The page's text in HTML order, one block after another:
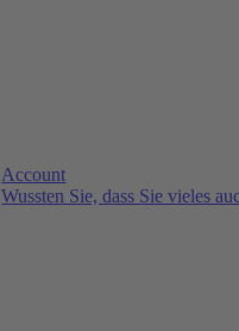
Account
Wussten Sie, dass Sie vieles